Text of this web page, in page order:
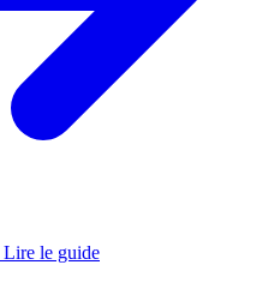
Lire le guide